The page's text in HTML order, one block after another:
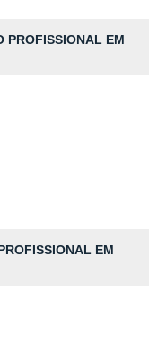
PROFISSIONAL EM
EM